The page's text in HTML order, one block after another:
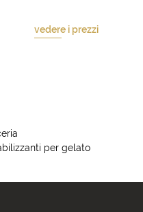
vedere i prezzi
per gelato